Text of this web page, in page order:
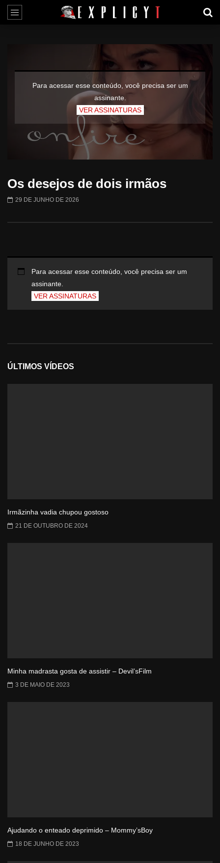
Para acessar esse conteúdo, você precisa ser um
assinante.
VER ASSINATURAS
Os desejos de dois irmãos
29 DE JUNHO DE 2026
Para acessar esse conteúdo, você precisa ser um
assinante.
VER ASSINATURAS
ÚLTIMOS VÍDEOS
Irmãzinha vadia chupou gostoso
21 DE OUTUBRO DE 2024
Minha madrasta gosta de assistir – Devil’sFilm
3 DE MAIO DE 2023
Ajudando o enteado deprimido – Mommy’sBoy
18 DE JUNHO DE 2023